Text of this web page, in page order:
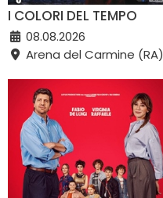
I COLORI DEL TEMPO
08.08.2026
Arena del Carmine (RA)